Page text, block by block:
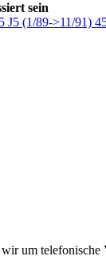
sein
um telefonische